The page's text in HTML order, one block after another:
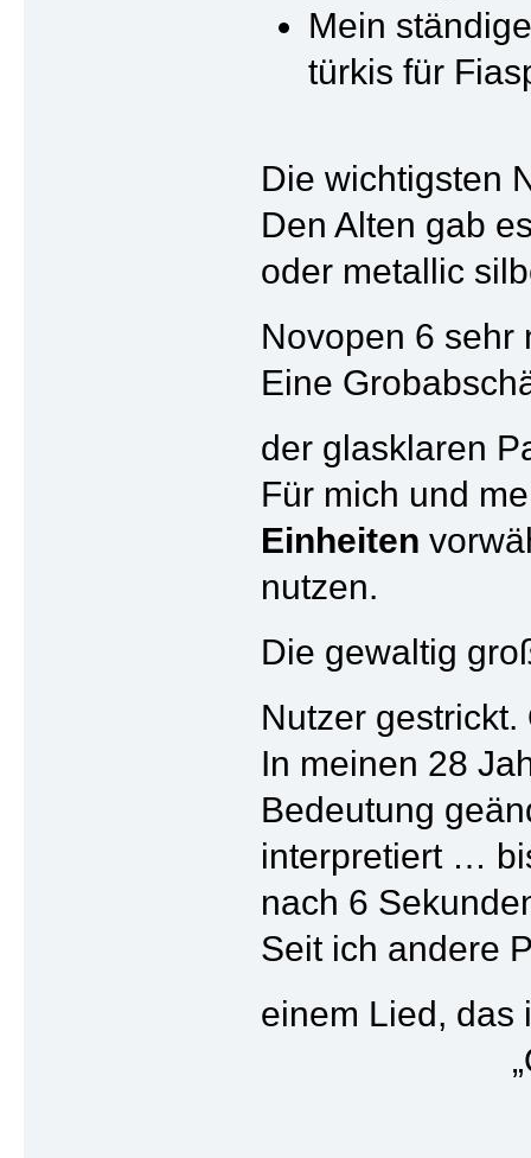
Mein
türkis für
Die wichtigsten
Den Alten gab
oder metallic
Novopen 6
Eine
der glasklaren
Für mich und
Einheiten
nutzen.
Die gewaltig
Nutzer
In meinen 28
Bedeutung
interpretiert …
nach 6
Seit ich andere
einem Lied,